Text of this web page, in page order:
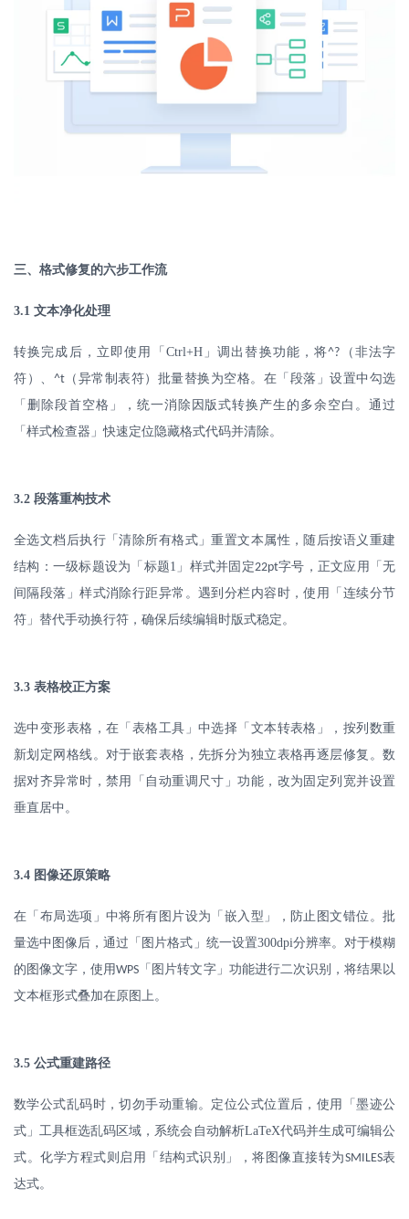
三、格式修复的六步工作流
3.1 文本净化处理
转换完成后，立即使用「 Ctrl+H」调出替换功能，将^? （非法字
符）、 ^t（异常制表符）批量替换为空格。在「段落」设置中勾选
「删除段首空格」，统一消除因版式转换产生的多余空白。通过
「样式检查器」快速定位隐藏格式代码并清除。
3.2 段落重构技术
全选文档后执行「清除所有格式」重置文本属性，随后按语义重建
结构：一级标题设为「标题1 」样式并固定22pt字号，正文应用「无
间隔段落」样式消除行距异常。遇到分栏内容时，使用「连续分节
符」替代手动换行符，确保后续编辑时版式稳定。
3.3 表格校正方案
选中变形表格，在「表格工具」中选择「文本转表格」，按列数重
新划定网格线。对于嵌套表格，先拆分为独立表格再逐层修复。数
据对齐异常时，禁用「自动重调尺寸」功能，改为固定列宽并设置
垂直居中。
3.4 图像还原策略
在「布局选项」中将所有图片设为「嵌入型」，防止图文错位。批
量选中图像后，通过「图片格式」统一设置300dpi分辨率。对于模糊
的图像文字，使用WPS 「图片转文字」功能进行二次识别，将结果以
文本框形式叠加在原图上。
3.5 公式重建路径
数学公式乱码时，切勿手动重输。定位公式位置后，使用「墨迹公
式」工具框选乱码区域，系统会自动解析LaTeX代码并生成可编辑公
式。化学方程式则启用「结构式识别」，将图像直接转为SMILES表
达式。